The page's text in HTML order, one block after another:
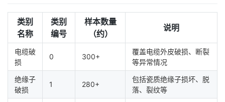
类别
名称
类别
编号
样本数量
（约）
说明
电缆破
损
0 300+
覆盖电缆外皮破损、断裂
等异常情况
绝缘子
破损
1 280+
包括瓷质绝缘子损坏、脱
落、裂纹等